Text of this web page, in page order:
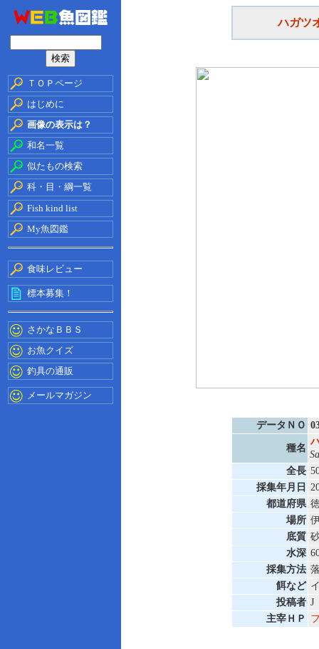
ＴＯＰページ
はじめに
画像の表示は？
和名一覧
似たもの検索
科・目・綱一覧
Fish kind list
My魚図鑑
食味レビュー
標本募集！
さかなＢＢＳ
お魚クイズ
釣具の通販
メールマガジン
ハガツ
データＮＯ
種名
全長
採集年月日
都道府県
場所
底質
水深
採集方法
餌など
投稿者 J
主宰ＨＰ